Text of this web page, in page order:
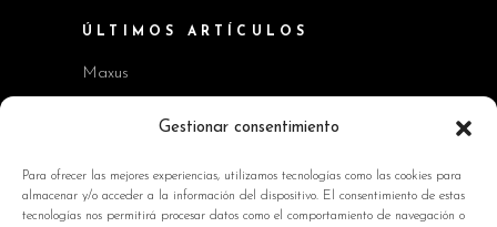
Gestionar consentimiento
Para ofrecer las mejores experiencias, utilizamos tecnologías como las cookies para
almacenar y/o acceder a la información del dispositivo. El consentimiento de estas
tecnologías nos permitirá procesar datos como el comportamiento de navegación o
ÚLTIMOS ARTÍCULOS
Maxus
Workshop BMW Neue Klasse
Kia EV2 y Kia Seltos